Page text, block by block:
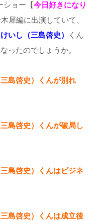
ショー【今日好きになり
犀編に出演していて、
けいし（三島啓史）
くん
ったのでしょうか。
島啓史）くんが別れ
島啓史）くんが破局し
島啓史）くんはビジネ
島啓史）くんは成立後